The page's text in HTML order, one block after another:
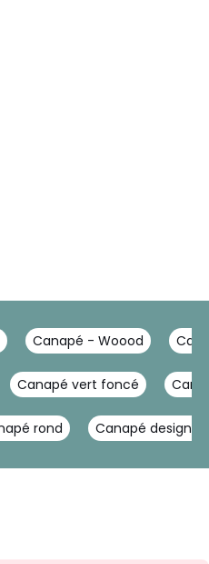
Canapé - Woood
Canapé vert foncé
rond Canapé design